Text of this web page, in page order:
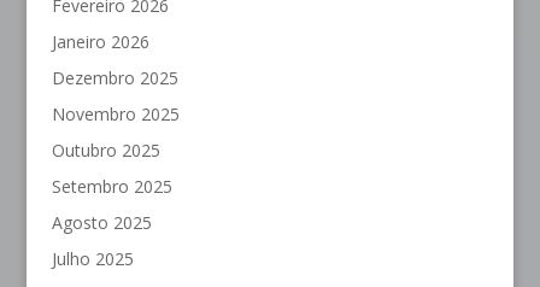
Fevereiro 2026
Janeiro 2026
Dezembro 2025
Novembro 2025
Outubro 2025
Setembro 2025
Agosto 2025
Julho 2025